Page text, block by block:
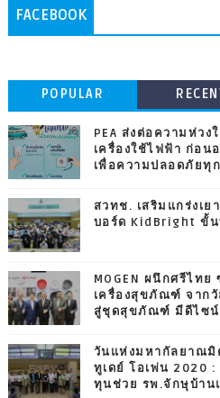
FACEBOOK
POPULAR
PEA ส่งต่อความห่ว
เครื่องใช้ไฟฟ้า ก่อน
เพื่อความปลอดภัยทุ
สวทช. เสริมแกร่งเ
บอร์ด KidBright ขั้
MOGEN ผนึกศรีไทย
เครื่องสุขภัณฑ์ จาก
สู่ชุดสุขภัณฑ์ มีดีไซน์
วันแห่งมหากัลยาณมิ
ทูเดย์ โอเพ่น 2020
ทุนช่วย รพ.จักษุบ้าน